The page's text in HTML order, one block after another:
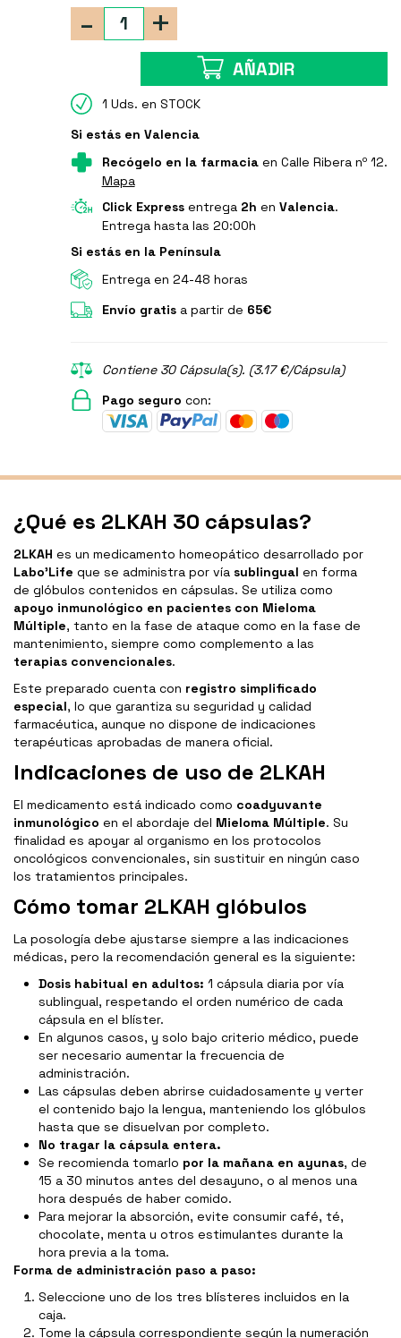
+
-
AÑADIR
1 Uds. en STOCK
Si estás en Valencia
Recógelo en la farmaciaen Calle Ribera nº 12.
Mapa
Click Expressentrega 2h en Valencia.
Entrega hasta las 20:00h
Si estás en la Península
Entrega en 24-48 horas
Envío gratisa partir de 65€
Contiene 30 Cápsula(s). (3.17 €/Cápsula)
Pago seguro con:
¿Qué es 2LKAH 30 cápsulas?
2LKAH es un medicamento homeopático desarrollado por
Labo’Life que se administra por vía sublingual en forma
de glóbulos contenidos en cápsulas. Se utiliza como
apoyo inmunológico en pacientes con Mieloma
Múltiple, tanto en la fase de ataque como en la fase de
mantenimiento, siempre como complemento a las
terapias convencionales.
Este preparado cuenta con registro simplificado
especial, lo que garantiza su seguridad y calidad
farmacéutica, aunque no dispone de indicaciones
terapéuticas aprobadas de manera oficial.
Indicaciones de uso de 2LKAH
El medicamento está indicado como coadyuvante
inmunológico en el abordaje del Mieloma Múltiple. Su
finalidad es apoyar al organismo en los protocolos
oncológicos convencionales, sin sustituir en ningún caso
los tratamientos principales.
Cómo tomar 2LKAH glóbulos
La posología debe ajustarse siempre a las indicaciones
médicas, pero la recomendación general es la siguiente:
Dosis habitual en adultos: 1 cápsula diaria por vía
sublingual, respetando el orden numérico de cada
cápsula en el blíster.
En algunos casos, y solo bajo criterio médico, puede
ser necesario aumentar la frecuencia de
administración.
Las cápsulas deben abrirse cuidadosamente y verter
el contenido bajo la lengua, manteniendo los glóbulos
hasta que se disuelvan por completo.
No tragar la cápsula entera.
Se recomienda tomarlo por la mañana en ayunas, de
15 a 30 minutos antes del desayuno, o al menos una
hora después de haber comido.
Para mejorar la absorción, evite consumir café, té,
chocolate, menta u otros estimulantes durante la
hora previa a la toma.
Forma de administración paso a paso:
Seleccione uno de los tres blísteres incluidos en la
caja.
Tome la cápsula correspondiente según la numeración